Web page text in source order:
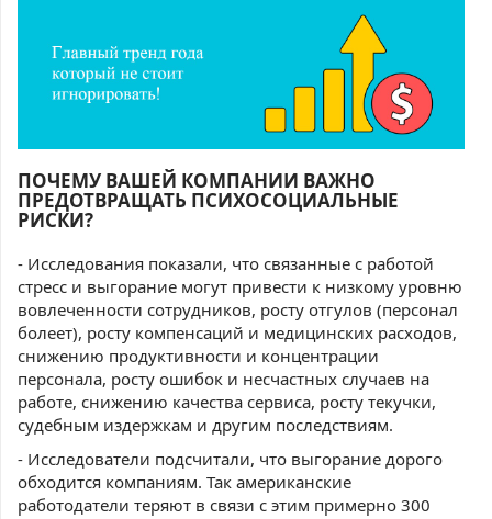
ПОЧЕМУ ВАШЕЙ КОМПАНИИ ВАЖНО
ПРЕДОТВРАЩАТЬ ПСИХОСОЦИАЛЬНЫЕ
РИСКИ?
- Исследования показали, что связанные с работой
стресс и выгорание могут привести к низкому уровню
вовлеченности сотрудников, росту отгулов (персонал
болеет), росту компенсаций и медицинских расходов,
снижению продуктивности и концентрации
персонала, росту ошибок и несчастных случаев на
работе, снижению качества сервиса, росту текучки,
судебным издержкам и другим последствиям.
- Исследователи подсчитали, что выгорание дорого
обходится компаниям. Так американские
работодатели теряют в связи с этим примерно 300